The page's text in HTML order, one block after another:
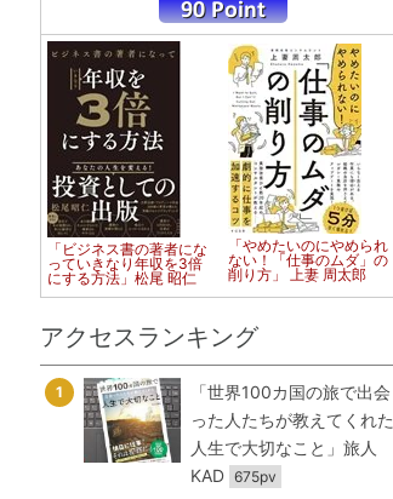
「ビジネス書の著者にな
っていきなり年収を3倍
にする方法」松尾 昭仁
「やめたいのにやめられ
ない！「仕事のムダ」の
削り方」 上妻 周太郎
アクセスランキング
1
「世界100カ国の旅で出会
った人たちが教えてくれた
人生で大切なこと」旅人
KAD 675pv